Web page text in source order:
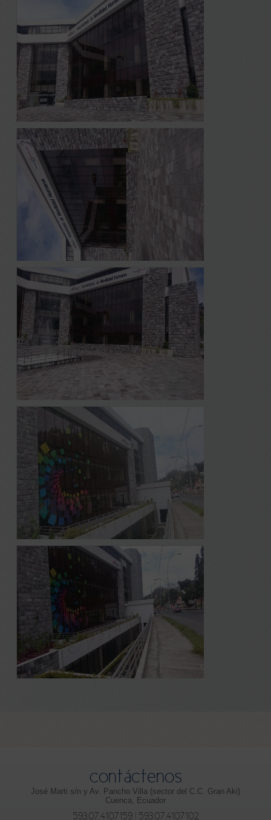
contáctenos
José Marti s/n y Av. Pancho Villa (sector del C.C. Gran Aki)
Cuenca, Ecuador
593.07.4107159 | 593.07.4107102